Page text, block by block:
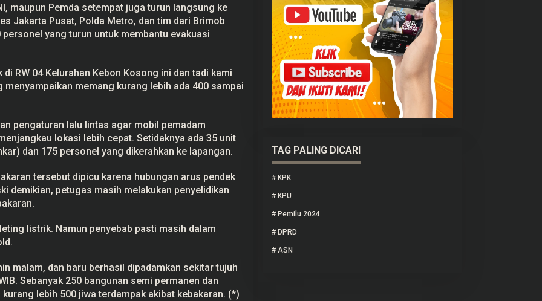
maupun Pemda setempat juga turun langsung ke
Jakarta Pusat, Polda Metro, dan tim dari Brimob
yang turun untuk membantu evakuasi
RW 04 Kelurahan Kebon Kosong ini dan tadi kami
menyampaikan memang kurang lebih ada 400 sampai
pengaturan lalu lintas agar mobil pemadam
lokasi lebih cepat. Setidaknya ada 35 unit
dan 175 personel yang dikerahkan ke lapangan.
tersebut dipicu karena hubungan arus pendek
demikian, petugas masih melakukan penyelidikan
listrik. Namun penyebab pasti masih dalam
malam, dan baru berhasil dipadamkan sekitar tujuh
Sebanyak 250 bangunan semi permanen dan
lebih 500 jiwa terdampak akibat kebakaran. (*)
TAG PALING DICARI
# KPK
# KPU
# Pemilu 2024
# DPRD
# ASN